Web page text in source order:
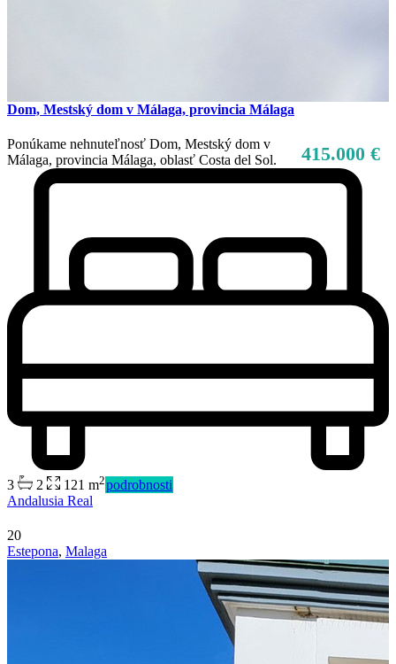
Dom, Mestský dom v Málaga, provincia Málaga
415.000 €
Ponúkame nehnuteľnosť Dom, Mestský dom v
Málaga, provincia Málaga, oblasť Costa del Sol.
3 2 121 m2podrobnosti
Andalusia Real
20
Estepona, Malaga